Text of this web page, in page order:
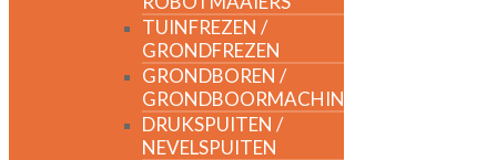
TUINFREZEN /
GRONDFREZEN
GRONDBOREN /
GRONDBOORMACHINES
DRUKSPUITEN /
NEVELSPUITEN